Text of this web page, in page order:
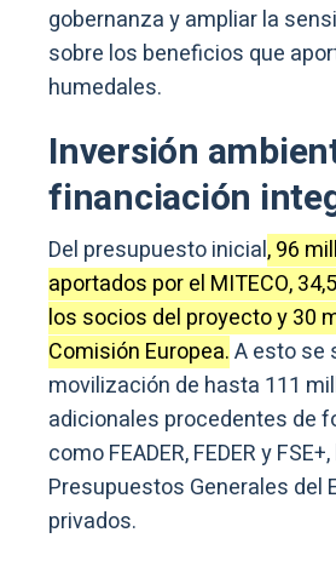
gobernanza y ampliar la
sobre los beneficios que
humedales.
Inversión
financiación
Del presupuesto inicial, 96
aportados por el MITECO,
los socios del proyecto y 30
Comisión Europea.A esto se
movilización de hasta 111
adicionales procedentes de
como FEADER, FEDER y
Presupuestos Generales del
privados.